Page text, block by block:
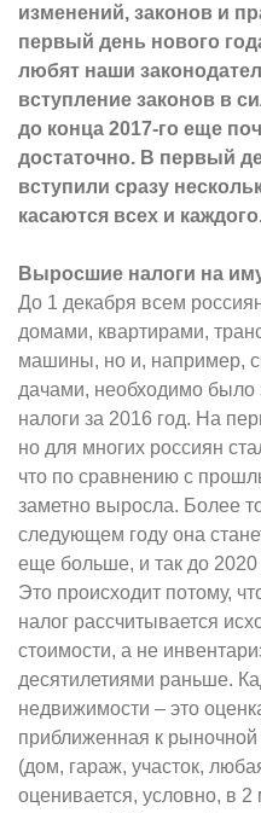
изменений, законов и
первый день нового
любят наши
вступление законов в
до конца 2017-го еще
достаточно. В первый
вступили сразу
касаются всех и
Выросшие налоги на
До 1 декабря всем
домами, квартирами,
машины, но и, например,
дачами, необходимо было
налоги за 2016 год. На
но для многих россиян
что по сравнению с
заметно выросла. Более
следующем году она
еще больше, и так до 2020
Это происходит потому,
налог рассчитывается
стоимости, а не
десятилетиями раньше.
недвижимости – это
приближенная к рыночной
(дом, гараж, участок,
оценивается, условно, в